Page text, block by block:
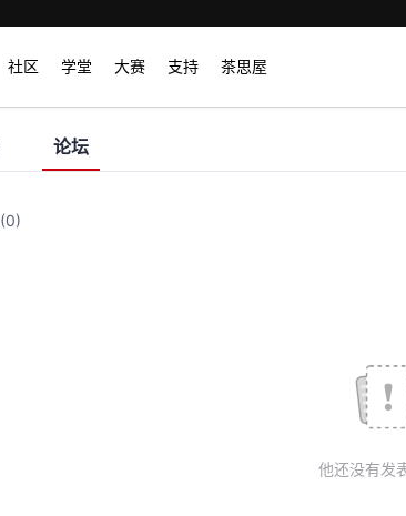
社区 学堂 大赛 支持 茶思屋
论坛
(0)
他还没有发